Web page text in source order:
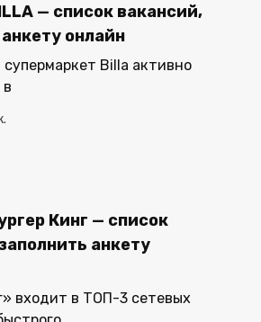
— список вакансий,
онлайн
супермаркет Billa активно
в
Кинг — список
анкету
входит в ТОП-3 сетевых